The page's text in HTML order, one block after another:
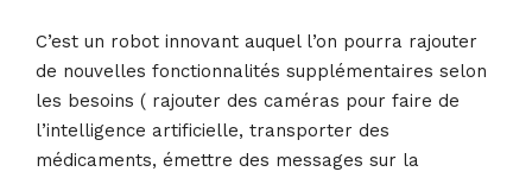
C’est un robot innovant auquel l’on pourra rajouter
de nouvelles fonctionnalités supplémentaires selon
les besoins ( rajouter des caméras pour faire de
l’intelligence artificielle, transporter des
médicaments, émettre des messages sur la